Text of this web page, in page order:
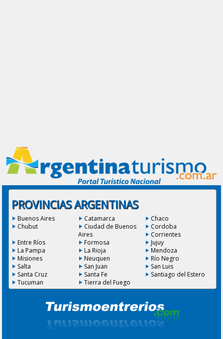
PROVINCIAS ARGENTINAS
Buenos Aires Catamarca
Chaco
Chubut
Ciudad de Buenos
Aires
Cordoba
Corrientes
Entre Ríos
Formosa
Jujuy
La Pampa
La Rioja
Mendoza
Misiones
Neuquen
Río Negro
Salta
San Juan
San Luis
Santa Cruz
Santa Fe
Santiago del Estero
Tucuman
Tierra del Fuego